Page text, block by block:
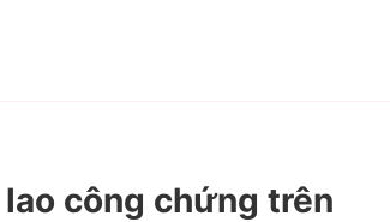
công chứng trên